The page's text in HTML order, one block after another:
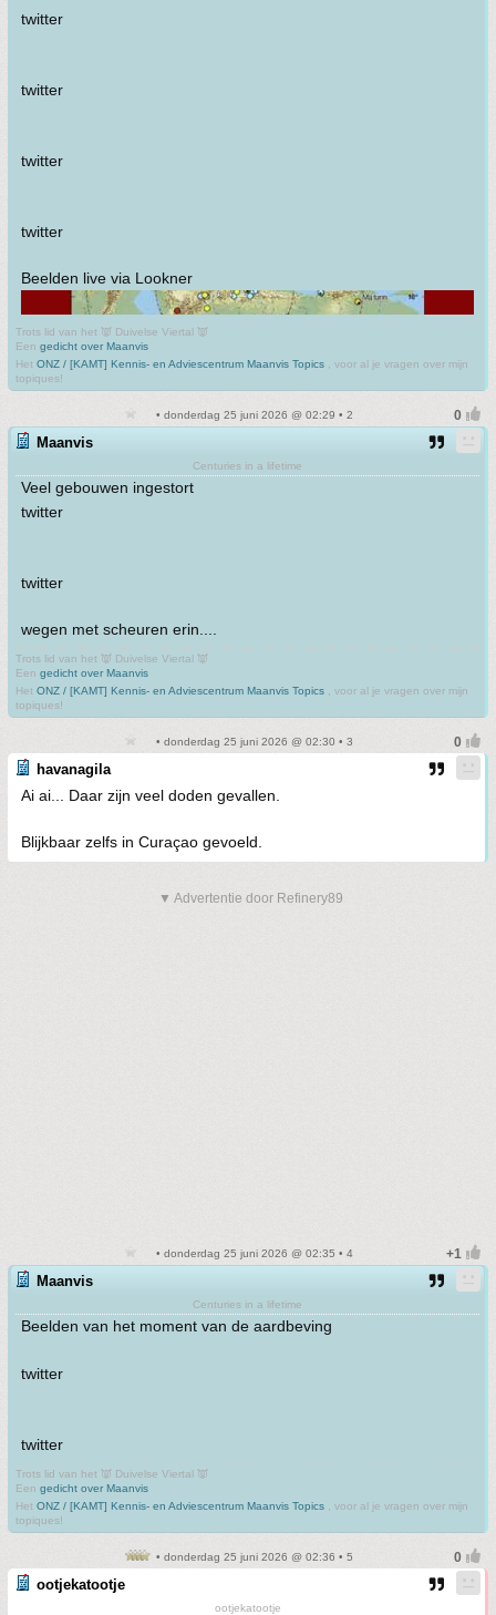
twitter
twitter
twitter
twitter
Beelden live via Lookner
Trots lid van het 👿 Duivelse Viertal 👿
Een gedicht over Maanvis
Het ONZ / [KAMT] Kennis- en Adviescentrum Maanvis Topics , voor al je vragen over mijn
topiques!
• donderdag 25 juni 2026 @ 02:29 • 2
Maanvis
Centuries in a lifetime
Veel gebouwen ingestort
twitter
twitter
wegen met scheuren erin....
Trots lid van het 👿 Duivelse Viertal 👿
Een gedicht over Maanvis
Het ONZ / [KAMT] Kennis- en Adviescentrum Maanvis Topics , voor al je vragen over mijn
topiques!
• donderdag 25 juni 2026 @ 02:30 • 3
havanagila
Ai ai... Daar zijn veel doden gevallen.
Blijkbaar zelfs in Curaçao gevoeld.
▼ Advertentie door Refinery89
• donderdag 25 juni 2026 @ 02:35 • 4
Maanvis
Centuries in a lifetime
Beelden van het moment van de aardbeving
twitter
twitter
Trots lid van het 👿 Duivelse Viertal 👿
Een gedicht over Maanvis
Het ONZ / [KAMT] Kennis- en Adviescentrum Maanvis Topics , voor al je vragen over mijn
topiques!
• donderdag 25 juni 2026 @ 02:36 • 5
ootjekatootje
ootjekatootje